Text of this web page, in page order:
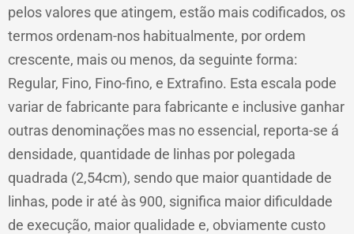
pelos valores que atingem, estão mais codificados, os
termos ordenam-nos habitualmente, por ordem
crescente, mais ou menos, da seguinte forma:
Regular, Fino, Fino-fino, e Extrafino. Esta escala pode
variar de fabricante para fabricante e inclusive ganhar
outras denominações mas no essencial, reporta-se á
densidade, quantidade de linhas por polegada
quadrada (2,54cm), sendo que maior quantidade de
linhas, pode ir até às 900, significa maior dificuldade
de execução, maior qualidade e, obviamente custo